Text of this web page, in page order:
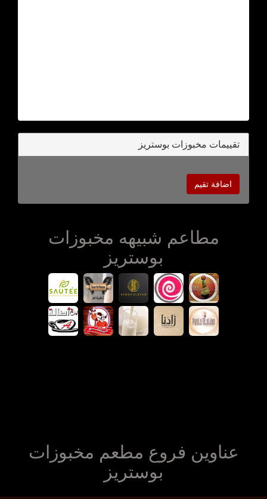
تقييمات مخبوزات بوستريز
اضافة تقيم
مطاعم شبيهه مخبوزات
بوستريز
عناوين فروع مطعم مخبوزات
بوستريز